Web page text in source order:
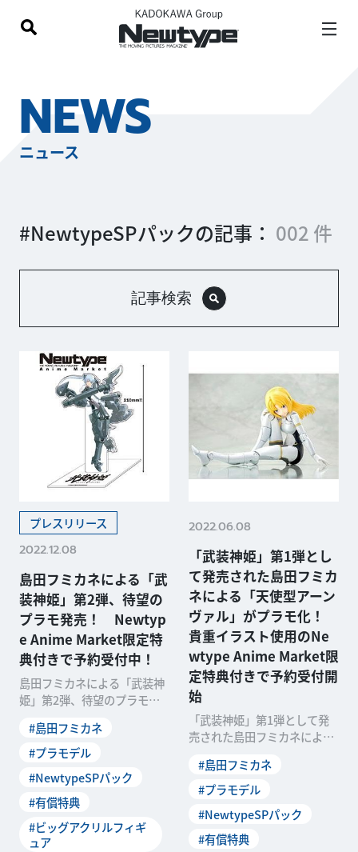
NEWS
ニュース
#NewtypeSPパックの記事： 002 件
記事検索
プレスリリース
2022.12.08
島田フミカネによる「武
装神姫」第2弾、待望の
プラモ発売！ Newtyp
e Anime Market限定特
典付きで予約受付中！
島田フミカネによる「武装神
姫」第2弾、待望のプラモ発
et限
#島田フミカネ
#プラモデル
#NewtypeSPパック
#有償特典
#ビッグアクリルフィギ
ュア
2022.06.08
「武装神姫」第1弾とし
て発売された島田フミカ
ネによる「天使型アーン
ヴァル」がプラモ化！
貴重イラスト使用のNe
wtype Anime Market限
定特典付きで予約受付開
始
「武装神姫」第1弾として発
売された島田フミカネによる
ラモ化！ 貴重イラスト
#島田フミカネ
#プラモデル
#NewtypeSPパック
#有償特典